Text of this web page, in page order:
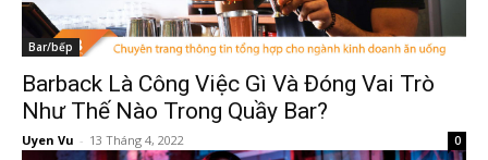
Bar/bếp
Barback Là Công Việc Gì Và Đóng Vai Trò
Như Thế Nào Trong Quầy Bar?
Uyen Vu - 13 Tháng 4, 2022 0